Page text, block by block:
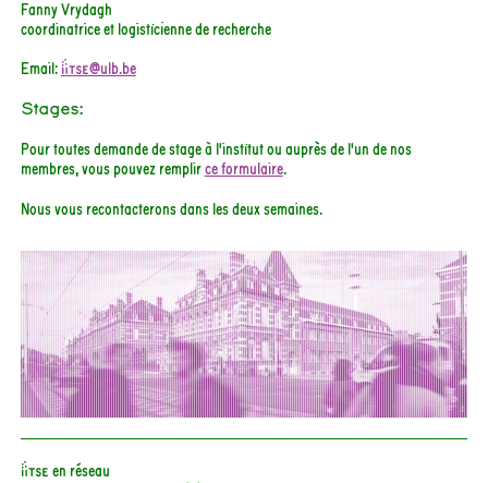
Fanny Vrydagh
coordinatrice et logisticienne de recherche
Email:iitse@ulb.be
Stages:
Pour toutes demande de stage à l'institut ou auprès de l'un de nos
membres, vous pouvez remplirce formulaire.
Nous vous recontacterons dans les deux semaines.
iiTSE en réseau